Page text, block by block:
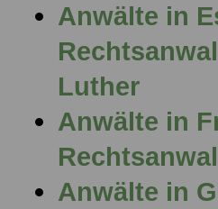
Anwälte in
Luther
Anwälte in
Anwälte in